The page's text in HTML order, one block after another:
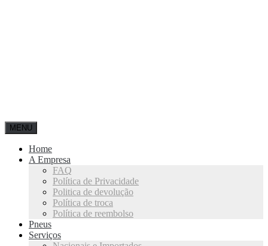
MENU
Home
A Empresa
FAQ
Política de Privacidade
Politica de devolução
Política de troca
Política de reembolso
Pneus
Serviços